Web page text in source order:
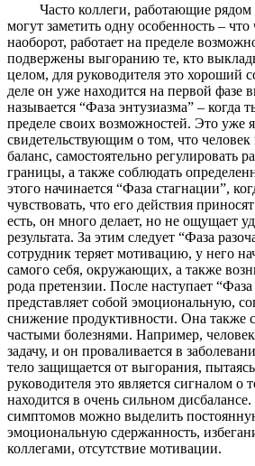
Часто коллеги, работающие рядом
могут заметить одну особенность –
наоборот, работает на пределе
подвержены выгоранию те, кто
целом, для руководителя это хороший
деле он уже находится на первой фазе
называется “Фаза энтузиазма” – когда
пределе своих возможностей. Это уже
свидетельствующим о том, что человек
баланс, самостоятельно регулировать
границы, а также соблюдать
этого начинается “Фаза стагнации”,
чувствовать, что его действия
есть, он много делает, но не ощущает
результата. За этим следует “Фаза
сотрудник теряет мотивацию, у него
самого себя, окружающих, а также
рода претензии. После наступает
представляет собой эмоциональную,
снижение продуктивности. Она также
частыми болезнями. Например,
задачу, и он проваливается в
тело защищается от выгорания,
руководителя это является сигналом о
находится в очень сильном
симптомов можно выделить
эмоциональную сдержанность,
коллегами, отсутствие мотивации.